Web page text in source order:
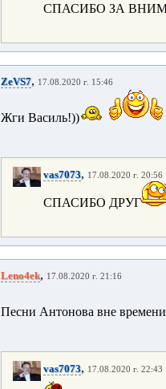
СПАСИБО ЗА
ZeVS7, 17.08.2020 г. 15:46
Жги Василь!))
vas7073, 17.08.2020 г. 20:56
СПАСИБО ДРУГ
Leno4ek, 17.08.2020 г. 21:16
Песни Антонова вне
vas7073, 17.08.2020 г. 22:43